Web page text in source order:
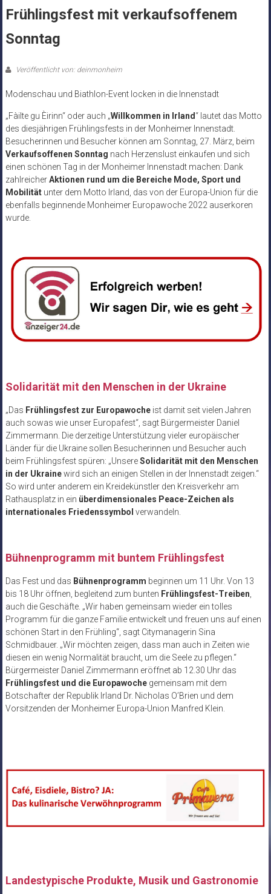
Frühlingsfest mit verkaufsoffenem
Sonntag
Veröffentlicht von: deinmonheim
Modenschau und Biathlon-Event locken in die Innenstadt
„Fàilte gu Èirinn“ oder auch „Willkommen in Irland“ lautet das Motto
des diesjährigen Frühlingsfests in der Monheimer Innenstadt.
Besucherinnen und Besucher können am Sonntag, 27. März, beim
Verkaufsoffenen Sonntag nach Herzenslust einkaufen und sich
einen schönen Tag in der Monheimer Innenstadt machen: Dank
zahlreicherAktionen rund um die Bereiche Mode, Sport und
Mobilitätunter dem Motto Irland, das von der Europa-Union für die
ebenfalls beginnende Monheimer Europawoche 2022 auserkoren
wurde.
Solidarität mit den Menschen in der Ukraine
„Das Frühlingsfest zur Europawocheist damit seit vielen Jahren
auch sowas wie unser Europafest“, sagt Bürgermeister Daniel
Zimmermann. Die derzeitige Unterstützung vieler europäischer
Länder für die Ukraine sollen Besucherinnen und Besucher auch
beim Frühlingsfest spüren: „UnsereSolidarität mit den Menschen
in der Ukrainewird sich an einigen Stellen in der Innenstadt zeigen.“
So wird unter anderem ein Kreidekünstler den Kreisverkehr am
Rathausplatz in ein überdimensionales Peace-Zeichen als
internationales Friedenssymbol verwandeln.
Bühnenprogramm mit buntem Frühlingsfest
Das Fest und das Bühnenprogramm beginnen um 11 Uhr. Von 13
bis 18 Uhr öffnen, begleitend zum bunten Frühlingsfest-Treiben,
auch die Geschäfte. „Wir haben gemeinsam wieder ein tolles
Programm für die ganze Familie entwickelt und freuen uns auf einen
schönen Start in den Frühling“, sagt Citymanagerin Sina
Schmidbauer. „Wir möchten zeigen, dass man auch in Zeiten wie
diesen ein wenig Normalität braucht, um die Seele zu pflegen.“
Bürgermeister Daniel Zimmermann eröffnet ab 12.30 Uhr das
Frühlingsfest und die Europawochegemeinsam mit dem
Botschafter der Republik Irland Dr. Nicholas O’Brien und dem
Vorsitzenden der Monheimer Europa-Union Manfred Klein.
Landestypische Produkte, Musik und Gastronomie